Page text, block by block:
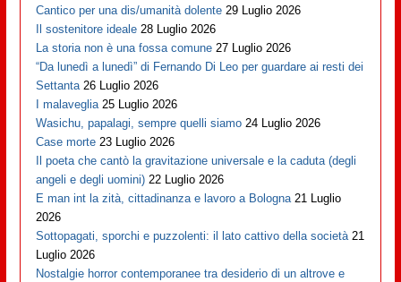
Cantico per una dis/umanità dolente 29 Luglio 2026
Il sostenitore ideale 28 Luglio 2026
La storia non è una fossa comune 27 Luglio 2026
“Da lunedì a lunedì” di Fernando Di Leo per guardare ai resti dei
Settanta 26 Luglio 2026
I malaveglia 25 Luglio 2026
Wasichu, papalagi, sempre quelli siamo 24 Luglio 2026
Case morte 23 Luglio 2026
Il poeta che cantò la gravitazione universale e la caduta (degli
angeli e degli uomini) 22 Luglio 2026
E man int la zità, cittadinanza e lavoro a Bologna 21 Luglio
2026
Sottopagati, sporchi e puzzolenti: il lato cattivo della società 21
Luglio 2026
Nostalgie horror contemporanee tra desiderio di un altrove e